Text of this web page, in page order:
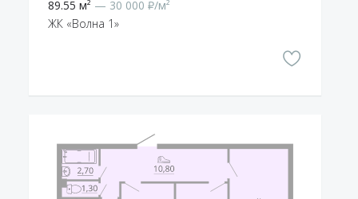
89.55 м² — 30 000 ₽/м²
ЖК «Волна 1»